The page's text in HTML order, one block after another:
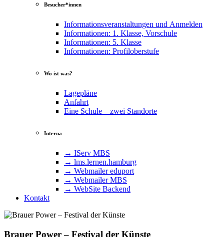
Besucher*innen
Informationsveranstaltungen und Anmelden
Informationen: 1. Klasse, Vorschule
Informationen: 5. Klasse
Informationen: Profiloberstufe
Wo ist was?
Lagepläne
Anfahrt
Eine Schule – zwei Standorte
Interna
→ IServ MBS
→ lms​.ler​nen​.ham​burg
→ Webmailer eduport
→ Webmailer MBS
→ WebSite Backend
Kontakt
Brauer Power – Festival der Künste